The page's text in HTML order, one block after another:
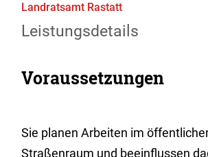
Landratsamt Rastatt
Leistungsdetails
Voraussetzungen
Sie planen Arbeiten im
Straßenraum und beeinflussen